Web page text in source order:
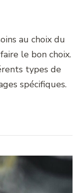
au choix du
le bon choix.
types de
spécifiques.